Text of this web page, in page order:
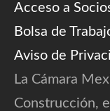
Acceso a
Bolsa de
Aviso de
La Cámara
Construcción,